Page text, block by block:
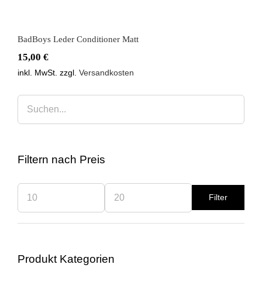
BadBoys Leder Conditioner Matt
15,00 €
inkl. MwSt. zzgl. Versandkosten
Filtern nach Preis
Preis
Preis
Filter
Produkt Kategorien